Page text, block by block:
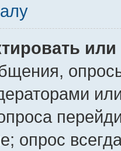
опрос